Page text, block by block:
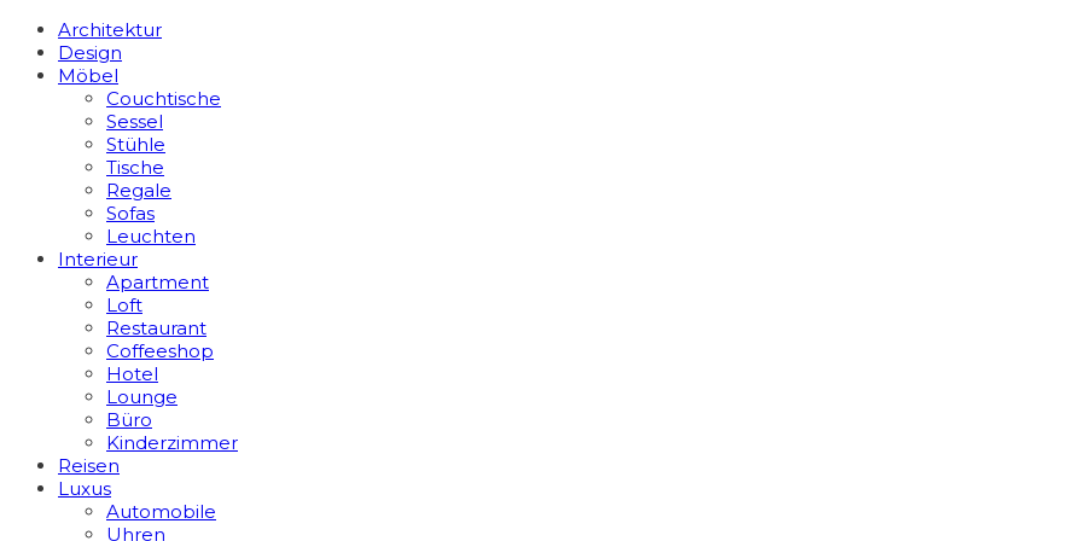
Architektur
Design
Möbel
Couchtische
Sessel
Stühle
Tische
Regale
Sofas
Leuchten
Interieur
Apart­ment
Loft
Restaurant
Coffeeshop
Hotel
Lounge
Büro
Kinderzimmer
Reisen
Luxus
Automobile
Uhren